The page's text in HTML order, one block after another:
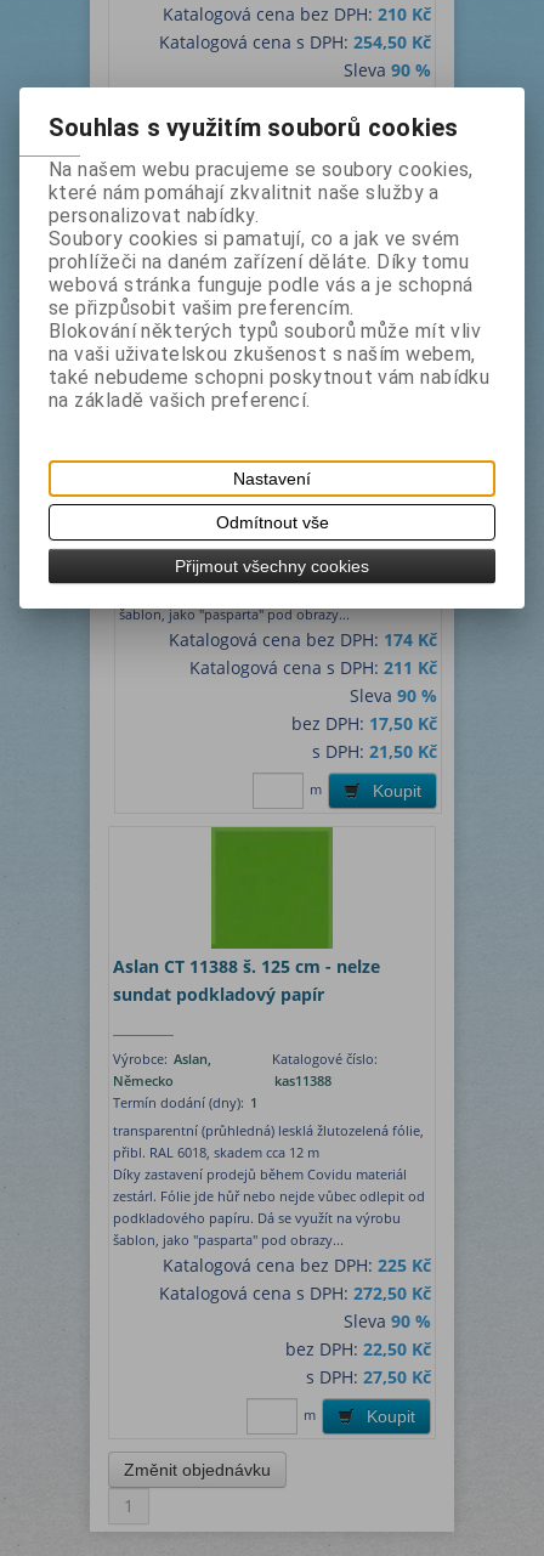
Katalogová cena bez DPH: 210 Kč
Katalogová cena s DPH: 254,50 Kč
Sleva 90 %
s DPH: 25,50 Kč
Koupit
m
Normex D - CUM 015 š. 102 cm -
nejde odplepit od podkladového
papíru
Termín dodání (dny):1
Matná černá střednědobá fólie ± RAL 9005 -
skladem cca 12 m
Díky zastavení prodejů během Covidu materiál
zestárl. Fólie jde hůř nebo nejde vůbec odlepit od
šablon, jako "pasparta" pod obrazy...
Katalogová cena bez DPH: 174 Kč
Katalogová cena s DPH:211 Kč
Sleva90 %
bez DPH: 17,50 Kč
s DPH:21,50 Kč
Koupit
m
Aslan CT 11388 š. 125 cm - nelze
sundat podkladový papír
Výrobce: Aslan,
Německo
Katalogové číslo:
kas11388
Termín dodání (dny): 1
transparentní (průhledná) lesklá žlutozelená fólie,
přibl. RAL 6018, skadem cca 12 m
Díky zastavení prodejů během Covidu materiál
zestárl. Fólie jde hůř nebo nejde vůbec odlepit od
podkladového papíru. Dá se využít na výrobu
šablon, jako "pasparta" pod obrazy...
Katalogová cena bez DPH: 225 Kč
Katalogová cena s DPH: 272,50 Kč
Sleva 90 %
bez DPH: 22,50 Kč
s DPH: 27,50 Kč
Koupit
m
1
Souhlas s využitím souborů cookies
Na našem webu pracujeme se soubory cookies,
které nám pomáhají zkvalitnit naše služby a
personalizovat nabídky.
Soubory cookies si pamatují, co a jak ve svém
prohlížeči na daném zařízení děláte. Díky tomu
webová stránka funguje podle vás a je schopná
se přizpůsobit vašim preferencím.
Blokování některých typů souborů může mít vliv
na vaši uživatelskou zkušenost s naším webem,
také nebudeme schopni poskytnout vám nabídku
na základě vašich preferencí.
Nastavení
Odmítnout vše
Přijmout všechny cookies